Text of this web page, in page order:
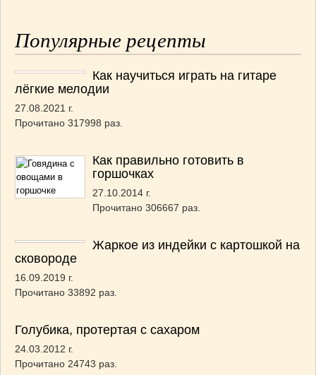
Популярные рецепты
Как научиться играть на гитаре
лёгкие мелодии
27.08.2021 г.
Прочитано 317998 раз.
Как правильно готовить в
горшочках
27.10.2014 г.
Прочитано 306667 раз.
Жаркое из индейки с картошкой на
сковороде
16.09.2019 г.
Прочитано 33892 раз.
Голубика, протертая с сахаром
24.03.2012 г.
Прочитано 24743 раз.